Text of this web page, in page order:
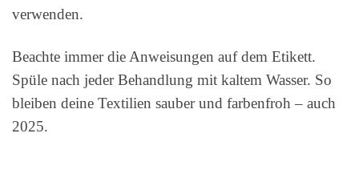
verwenden.
Beachte immer die Anweisungen auf dem Etikett.
Spüle nach jeder Behandlung mit kaltem Wasser. So
bleiben deine Textilien sauber und farbenfroh – auch
2025.